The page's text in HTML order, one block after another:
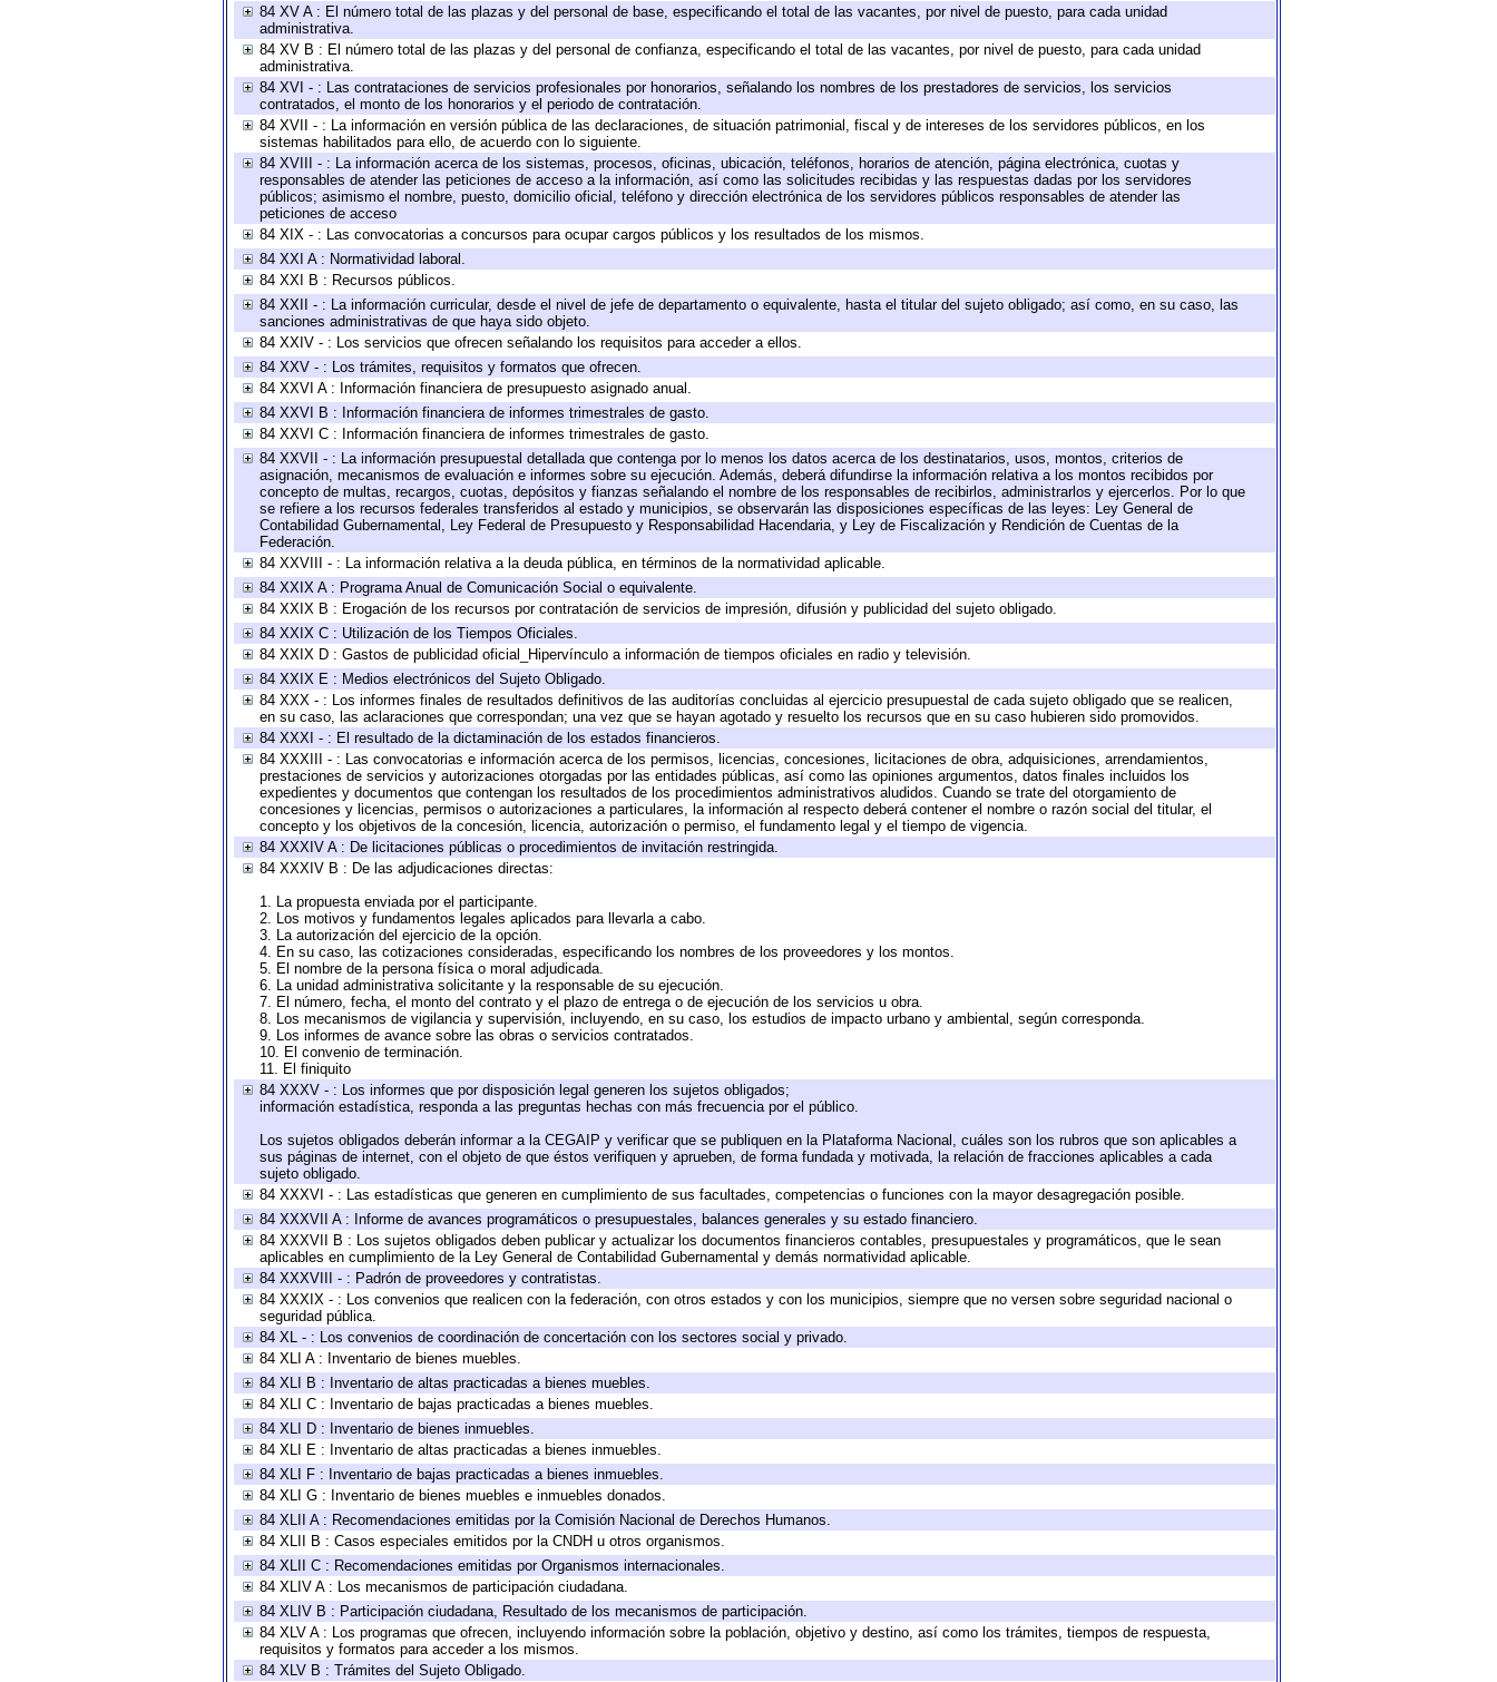
84 XV A : El número total de las plazas y del personal de base, especificando el total de las vacantes, por nivel de puesto, para cada unidad
administrativa.
84 XV B : El número total de las plazas y del personal de confianza, especificando el total de las vacantes, por nivel de puesto, para cada unidad
administrativa.
84 XVI - : Las contrataciones de servicios profesionales por honorarios, señalando los nombres de los prestadores de servicios, los servicios
contratados, el monto de los honorarios y el periodo de contratación.
84 XVII - : La información en versión pública de las declaraciones, de situación patrimonial, fiscal y de intereses de los servidores públicos, en los
sistemas habilitados para ello, de acuerdo con lo siguiente.
84 XVIII - : La información acerca de los sistemas, procesos, oficinas, ubicación, teléfonos, horarios de atención, página electrónica, cuotas y
responsables de atender las peticiones de acceso a la información, así como las solicitudes recibidas y las respuestas dadas por los servidores
públicos; asimismo el nombre, puesto, domicilio oficial, teléfono y dirección electrónica de los servidores públicos responsables de atender las
peticiones de acceso
84 XIX - : Las convocatorias a concursos para ocupar cargos públicos y los resultados de los mismos.
84 XXI A : Normatividad laboral.
84 XXI B : Recursos públicos.
84 XXII - : La información curricular, desde el nivel de jefe de departamento o equivalente, hasta el titular del sujeto obligado; así como, en su caso, las
sanciones administrativas de que haya sido objeto.
84 XXIV - : Los servicios que ofrecen señalando los requisitos para acceder a ellos.
84 XXV - : Los trámites, requisitos y formatos que ofrecen.
84 XXVI A : Información financiera de presupuesto asignado anual.
84 XXVI B : Información financiera de informes trimestrales de gasto.
84 XXVI C : Información financiera de informes trimestrales de gasto.
84 XXVII - : La información presupuestal detallada que contenga por lo menos los datos acerca de los destinatarios, usos, montos, criterios de
asignación, mecanismos de evaluación e informes sobre su ejecución. Además, deberá difundirse la información relativa a los montos recibidos por
concepto de multas, recargos, cuotas, depósitos y fianzas señalando el nombre de los responsables de recibirlos, administrarlos y ejercerlos. Por lo que
se refiere a los recursos federales transferidos al estado y municipios, se observarán las disposiciones específicas de las leyes: Ley General de
Contabilidad Gubernamental, Ley Federal de Presupuesto y Responsabilidad Hacendaria, y Ley de Fiscalización y Rendición de Cuentas de la
Federación.
84 XXVIII - : La información relativa a la deuda pública, en términos de la normatividad aplicable.
84 XXIX A : Programa Anual de Comunicación Social o equivalente.
84 XXIX B : Erogación de los recursos por contratación de servicios de impresión, difusión y publicidad del sujeto obligado.
84 XXIX C : Utilización de los Tiempos Oficiales.
84 XXIX D : Gastos de publicidad oficial_Hipervínculo a información de tiempos oficiales en radio y televisión.
84 XXIX E : Medios electrónicos del Sujeto Obligado.
84 XXX - : Los informes finales de resultados definitivos de las auditorías concluidas al ejercicio presupuestal de cada sujeto obligado que se realicen,
en su caso, las aclaraciones que correspondan; una vez que se hayan agotado y resuelto los recursos que en su caso hubieren sido promovidos.
84 XXXI - : El resultado de la dictaminación de los estados financieros.
84 XXXIII - : Las convocatorias e información acerca de los permisos, licencias, concesiones, licitaciones de obra, adquisiciones, arrendamientos,
prestaciones de servicios y autorizaciones otorgadas por las entidades públicas, así como las opiniones argumentos, datos finales incluidos los
expedientes y documentos que contengan los resultados de los procedimientos administrativos aludidos. Cuando se trate del otorgamiento de
concesiones y licencias, permisos o autorizaciones a particulares, la información al respecto deberá contener el nombre o razón social del titular, el
concepto y los objetivos de la concesión, licencia, autorización o permiso, el fundamento legal y el tiempo de vigencia.
84 XXXIV A : De licitaciones públicas o procedimientos de invitación restringida.
84 XXXIV B : De las adjudicaciones directas:
1. La propuesta enviada por el participante.
2. Los motivos y fundamentos legales aplicados para llevarla a cabo.
3. La autorización del ejercicio de la opción.
4. En su caso, las cotizaciones consideradas, especificando los nombres de los proveedores y los montos.
5. El nombre de la persona física o moral adjudicada.
6. La unidad administrativa solicitante y la responsable de su ejecución.
7. El número, fecha, el monto del contrato y el plazo de entrega o de ejecución de los servicios u obra.
8. Los mecanismos de vigilancia y supervisión, incluyendo, en su caso, los estudios de impacto urbano y ambiental, según corresponda.
9. Los informes de avance sobre las obras o servicios contratados.
10. El convenio de terminación.
11. El finiquito
84 XXXV - : Los informes que por disposición legal generen los sujetos obligados;
información estadística, responda a las preguntas hechas con más frecuencia por el público.
Los sujetos obligados deberán informar a la CEGAIP y verificar que se publiquen en la Plataforma Nacional, cuáles son los rubros que son aplicables a
sus páginas de internet, con el objeto de que éstos verifiquen y aprueben, de forma fundada y motivada, la relación de fracciones aplicables a cada
sujeto obligado.
84 XXXVI - : Las estadísticas que generen en cumplimiento de sus facultades, competencias o funciones con la mayor desagregación posible.
84 XXXVII A : Informe de avances programáticos o presupuestales, balances generales y su estado financiero.
84 XXXVII B : Los sujetos obligados deben publicar y actualizar los documentos financieros contables, presupuestales y programáticos, que le sean
aplicables en cumplimiento de la Ley General de Contabilidad Gubernamental y demás normatividad aplicable.
84 XXXVIII - : Padrón de proveedores y contratistas.
84 XXXIX - : Los convenios que realicen con la federación, con otros estados y con los municipios, siempre que no versen sobre seguridad nacional o
seguridad pública.
84 XL - : Los convenios de coordinación de concertación con los sectores social y privado.
84 XLI A : Inventario de bienes muebles.
84 XLI B : Inventario de altas practicadas a bienes muebles.
84 XLI C : Inventario de bajas practicadas a bienes muebles.
84 XLI D : Inventario de bienes inmuebles.
84 XLI E : Inventario de altas practicadas a bienes inmuebles.
84 XLI F : Inventario de bajas practicadas a bienes inmuebles.
84 XLI G : Inventario de bienes muebles e inmuebles donados.
84 XLII A : Recomendaciones emitidas por la Comisión Nacional de Derechos Humanos.
84 XLII B : Casos especiales emitidos por la CNDH u otros organismos.
84 XLII C : Recomendaciones emitidas por Organismos internacionales.
84 XLIV A : Los mecanismos de participación ciudadana.
84 XLIV B : Participación ciudadana, Resultado de los mecanismos de participación.
84 XLV A : Los programas que ofrecen, incluyendo información sobre la población, objetivo y destino, así como los trámites, tiempos de respuesta,
requisitos y formatos para acceder a los mismos.
84 XLV B : Trámites del Sujeto Obligado.